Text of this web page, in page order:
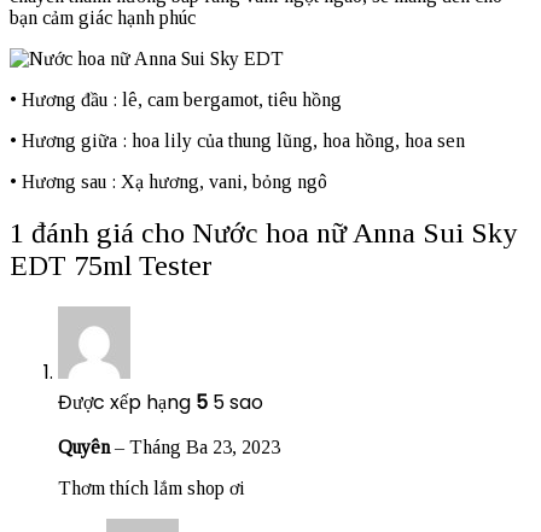
bạn cảm giác hạnh phúc
• Hương đầu : lê, cam bergamot, tiêu hồng
• Hương giữa : hoa lily của thung lũng, hoa hồng, hoa sen
• Hương sau : Xạ hương, vani, bỏng ngô
1 đánh giá cho Nước hoa nữ Anna Sui Sky
EDT 75ml Tester
Được xếp hạng 5 5 sao
Quyên – Tháng Ba 23, 2023
Thơm thích lắm shop ơi